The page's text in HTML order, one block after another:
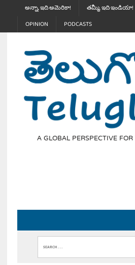
అన్నా, ఇది అమెరికా! తమ్మీ, ఇది ఇండియా!
OPINION
PODCASTS
A GLOBAL PERSPECTIVE